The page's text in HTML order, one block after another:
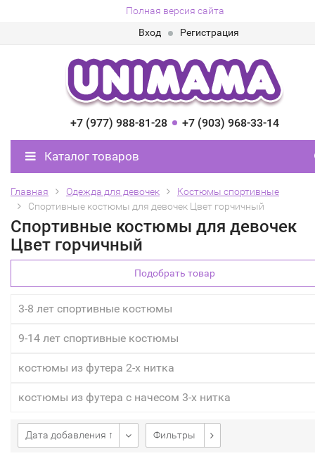
Полная версия сайта
Вход
Регистрация
+7 (977) 988-81-28 +7 (903) 968-33-14
Каталог товаров
Главная Одежда для девочек
Костюмы спортивные
Спортивные костюмы для девочек Цвет горчичный
Спортивные костюмы для девочек
Цвет горчичный
Подобрать товар
3-8 лет спортивные костюмы
9-14 лет спортивные костюмы
костюмы из футера 2-х нитка
костюмы из футера с начесом 3-х нитка
Дата добавления ↑ Фильтры